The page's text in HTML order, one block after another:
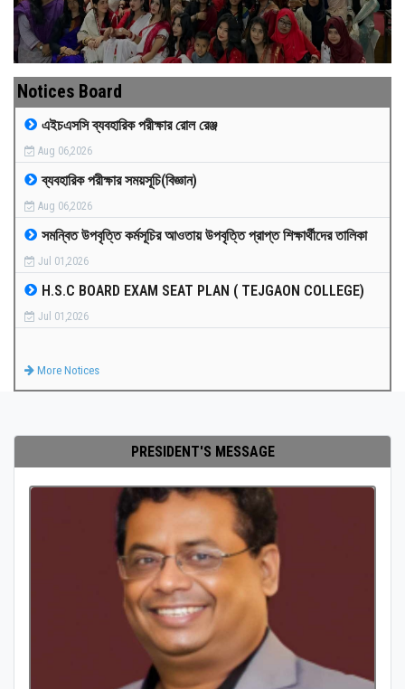
ACADEMICS
GALLERY
MEDIA
PAYMENT
CO-CURRICULUM
RESULTS
Notices Board
এইচএসসি ব্যবহারিক পরীক্ষার রোল রেঞ্জ
Aug 06,2026
ব্যবহারিক পরীক্ষার সময়সূচি(বিজ্ঞান)
Aug 06,2026
সমন্বিত উপবৃত্তি কর্মসূচির আওতায় উপবৃত্তি প্রাপ্ত শিক্ষার্থীদের তালিকা
Jul 01,2026
H.S.C BOARD EXAM SEAT PLAN ( TEJGAON COLLEGE)
Jul 01,2026
More Notices
PRESIDENT'S MESSAGE